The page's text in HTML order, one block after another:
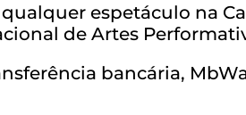
espetáculo na
de Artes
bancária,